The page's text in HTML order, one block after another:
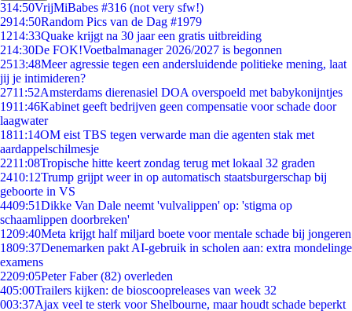
314:50VrijMiBabes #316 (not very sfw!)
2914:50Random Pics van de Dag #1979
1214:33Quake krijgt na 30 jaar een gratis uitbreiding
214:30De FOK!Voetbalmanager 2026/2027 is begonnen
2513:48Meer agressie tegen een andersluidende politieke mening, laat
jij je intimideren?
2711:52Amsterdams dierenasiel DOA overspoeld met babykonijntjes
1911:46Kabinet geeft bedrijven geen compensatie voor schade door
laagwater
1811:14OM eist TBS tegen verwarde man die agenten stak met
aardappelschilmesje
2211:08Tropische hitte keert zondag terug met lokaal 32 graden
2410:12Trump grijpt weer in op automatisch staatsburgerschap bij
geboorte in VS
4409:51Dikke Van Dale neemt 'vulvalippen' op: 'stigma op
schaamlippen doorbreken'
1209:40Meta krijgt half miljard boete voor mentale schade bij jongeren
1809:37Denemarken pakt AI-gebruik in scholen aan: extra mondelinge
examens
2209:05Peter Faber (82) overleden
405:00Trailers kijken: de bioscoopreleases van week 32
003:37Ajax veel te sterk voor Shelbourne, maar houdt schade beperkt